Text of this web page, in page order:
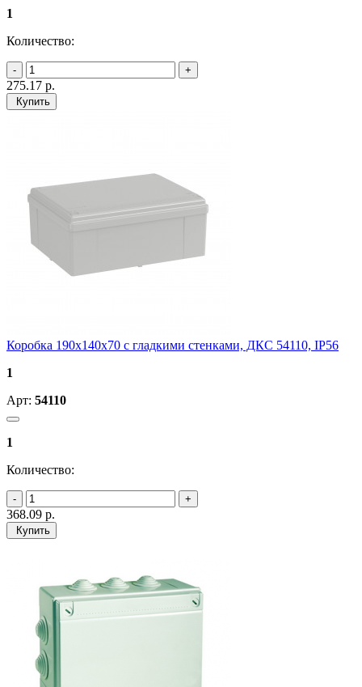
1
Количество:
275.17 р.
Купить
Коробка 190х140х70 с гладкими стенками, ДКС 54110, IP56
1
Арт: 54110
1
Количество:
368.09 р.
Купить